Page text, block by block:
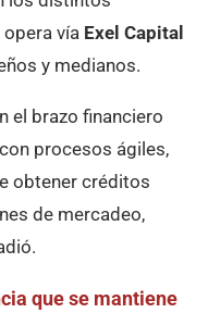
vía Exel Capital
y medianos.
el brazo financiero
procesos ágiles,
obtener créditos
de mercadeo,
que se mantiene